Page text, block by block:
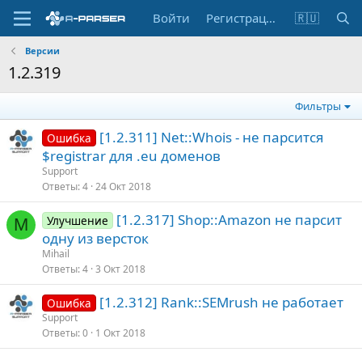
Войти Регистрация 🇷🇺
Версии
1.2.319
Фильтры
Ошибка
[1.2.311] Net::Whois - не парсится
$registrar для .eu доменов
Support
Ответы 4 24 Окт 2018
M Улучшение
[1.2.317] Shop::Amazon не парсит
одну из версток
Mihail
Ответы 4 3 Окт 2018
Ошибка [1.2.312] Rank::SEMrush не работает
Support
Ответы 0 1 Окт 2018